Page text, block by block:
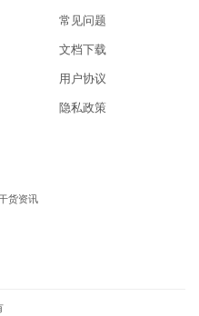
常见问题
文档下载
用户协议
隐私政策
货资讯